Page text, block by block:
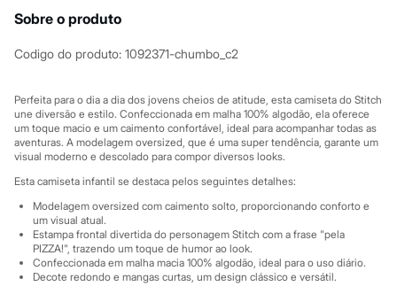
Relógios
Botas
Sandálias
Sapatilhas
Tênis
Marcas
City
Clock House
Sawary
Yessica
Moda esportiva
Acessórios
Blusas
Sobre o produto
Codigo do produto: 1092371-chumbo_c2
Perfeita para o dia a dia dos jovens cheios de atitude, esta camiseta do Stitch
une diversão e estilo. Confeccionada em malha 100% algodão, ela oferece
um toque macio e um caimento confortável, ideal para acompanhar todas as
aventuras. A modelagem oversized, que é uma super tendência, garante um
visual moderno e descolado para compor diversos looks.
Esta camiseta infantil se destaca pelos seguintes detalhes:
Modelagem oversized com caimento solto, proporcionando conforto e
um visual atual.
Estampa frontal divertida do personagem Stitch com a frase "pela
PIZZA!", trazendo um toque de humor ao look.
Confeccionada em malha macia 100% algodão, ideal para o uso diário.
Decote redondo e mangas curtas, um design clássico e versátil.